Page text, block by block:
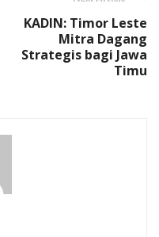
KADIN: Timor Leste
Mitra Dagang
Strategis bagi Jawa
Timu